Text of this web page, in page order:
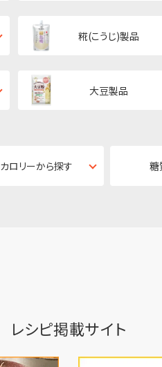
糀(こうじ)製品
大豆製品
カロリーから探す 糖
レシピ掲載サイト